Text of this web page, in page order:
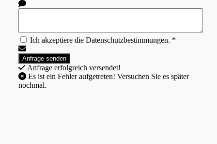
Ich akzeptiere die Datenschutzbestimmungen. *
Anfrage erfolgreich versendet!
nochmal.